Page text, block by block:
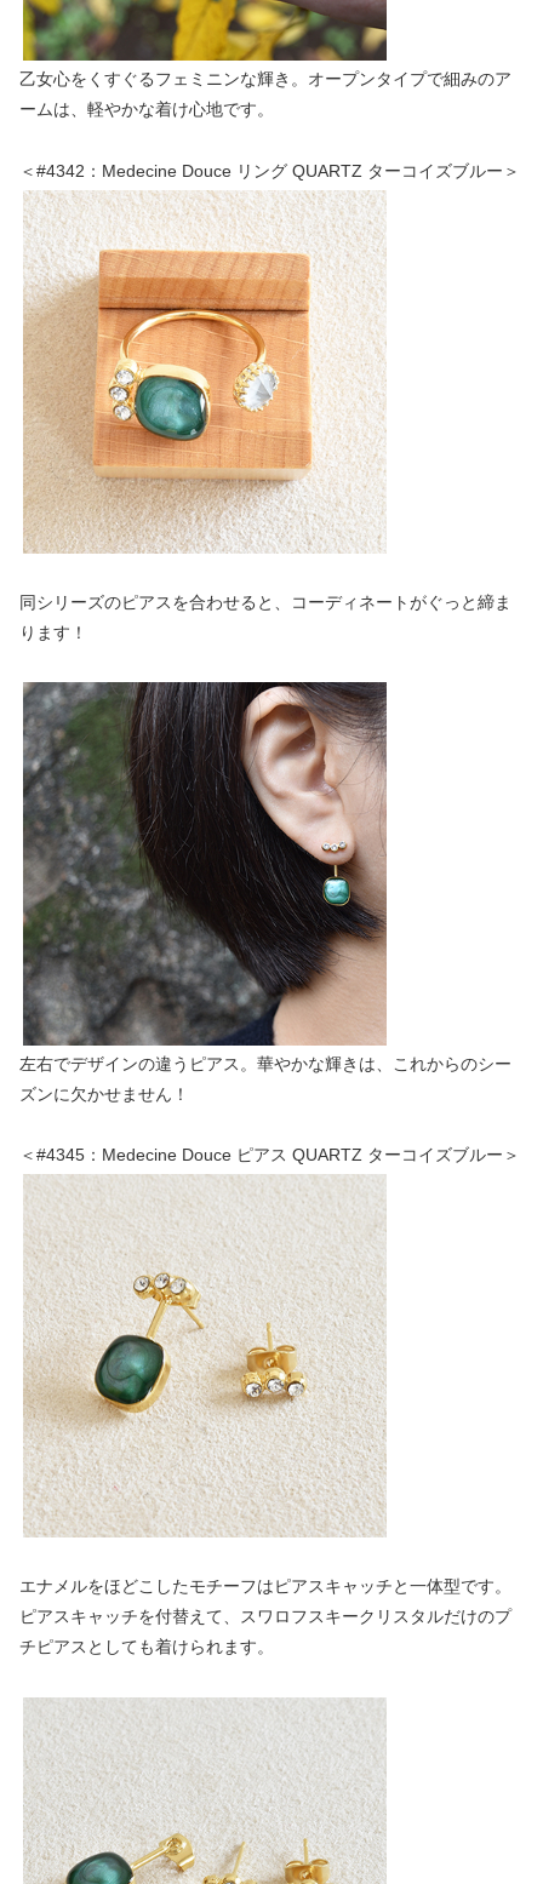
乙女心をくすぐるフェミニンな輝き。オープンタイプで細みのア
ームは、軽やかな着け心地です。
＜#4342：Medecine Douce リング QUARTZ ターコイズブルー＞
同シリーズのピアスを合わせると、コーディネートがぐっと締ま
ります！
左右でデザインの違うピアス。華やかな輝きは、これからのシー
ズンに欠かせません！
＜#4345：Medecine Douce ピアス QUARTZ ターコイズブルー＞
エナメルをほどこしたモチーフはピアスキャッチと一体型です。
ピアスキャッチを付替えて、スワロフスキークリスタルだけのプ
チピアスとしても着けられます。